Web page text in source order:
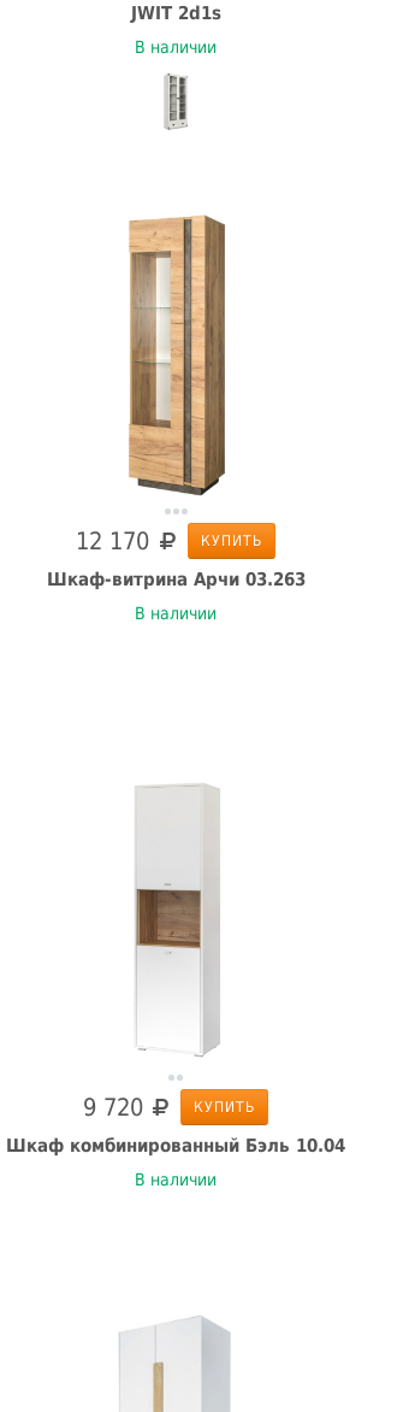
JWIT 2d1s
В наличии
12 170 КУПИТЬ
Шкаф-витрина Арчи 03.263
В наличии
9 720 КУПИТЬ
Шкаф комбинированный Бэль 10.04
В наличии